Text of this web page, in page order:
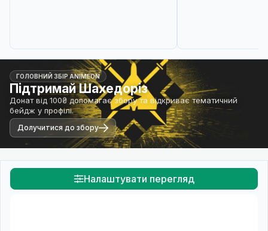
ГОЛОВНИЙ ЗБІР ANIMEON
Підтримай Шахедоріз
Донат від 100₴ допомагає збору та відкриває тематичний
бейдж у профілі.
Долучитися до збору
Налаштувати перегляд